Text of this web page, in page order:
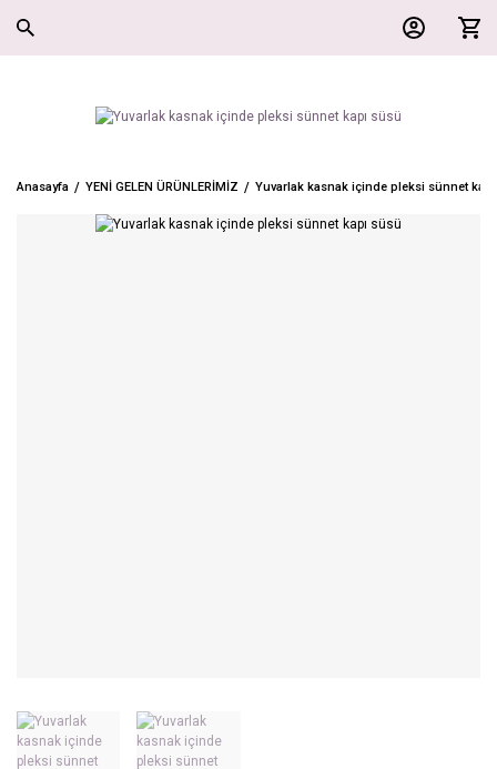
Anasayfa YENİ GELEN ÜRÜNLERİMİZ Yuvarlak kasnak içinde pleksi sünnet